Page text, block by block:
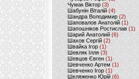
Чумак Віктор(3)
Шабунін Віталій (4)
Шандра Володимир (2)
Шаповалов Анатолій(1)
Шапошніков Ростислав(1)
Шарий Анатолий(6)
Шахов Сергій(2)
Швайка Ігор (1)
Шевляк Ілля (3)
Шевцов Євген (1)
Шевченко Артем(1)
Шевченко Ігор(1)
Шеляженко Юрій (6)